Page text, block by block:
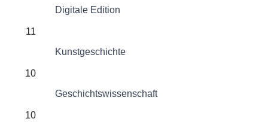
Digitale Edition
11
Kunstgeschichte
10
Geschichtswissenschaft
10